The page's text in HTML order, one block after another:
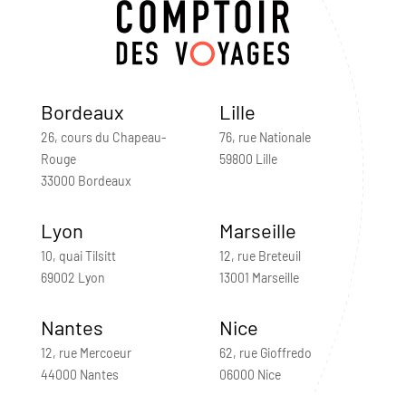
Bordeaux
26, cours du Chapeau-
Rouge
33000 Bordeaux
Lille
76, rue Nationale
59800 Lille
Lyon
10, quai Tilsitt
69002 Lyon
Marseille
12, rue Breteuil
13001 Marseille
Nantes
12, rue Mercoeur
44000 Nantes
Nice
62, rue Gioffredo
06000 Nice